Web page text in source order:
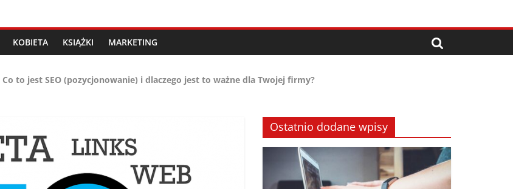
KOBIETA KSIĄŻKI MARKETING
Co to jest SEO (pozycjonowanie) i dlaczego jest to ważne dla Twojej firmy?
Ostatnio dodane wpisy